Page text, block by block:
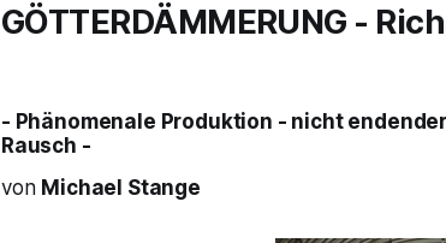
GÖTTERDÄMMERUNG -
- Phänomenale Produktion - nicht
Rausch -
von Michael Stange